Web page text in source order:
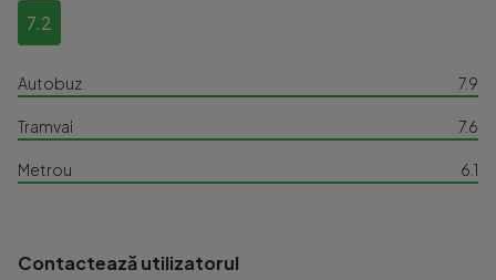
7.2
Autobuz 7.9
Tramvai 7.6
Metrou 6.1
Contactează utilizatorul